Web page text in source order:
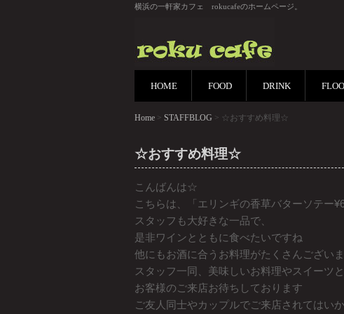
横浜の一軒家カフェ rokucafeのホームページ。
HOME FOOD DRINK
Home > STAFFBLOG > ☆おすすめ料理☆
☆おすすめ料理☆
こんばんは☆
こちらは、「エリンギの香草バターソテー
スタッフも大好きな一品で、
是非ワインとともに食べたいですね
他にもお酒に合うお料理がたくさんございま
スタッフ一同、美味しいお料理やスイーツ
お客様のご来店お待ちしております
ご友人同士やカップルでご来店されてはい